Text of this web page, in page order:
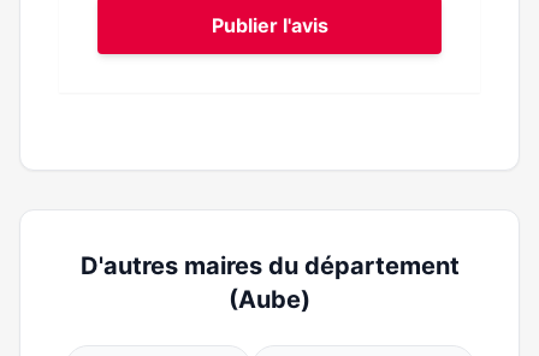
Publier l'avis
D'autres maires du département
(Aube)